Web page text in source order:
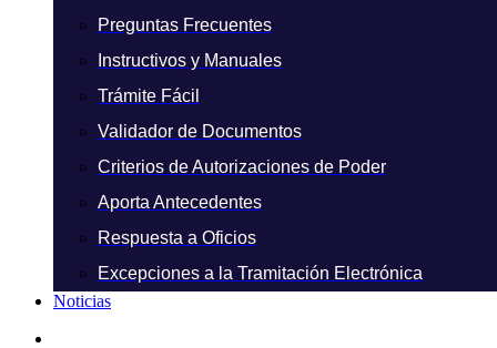
Preguntas Frecuentes
Instructivos y Manuales
Trámite Fácil
Validador de Documentos
Criterios de Autorizaciones de Poder
Aporta Antecedentes
Respuesta a Oficios
Excepciones a la Tramitación Electrónica
Noticias